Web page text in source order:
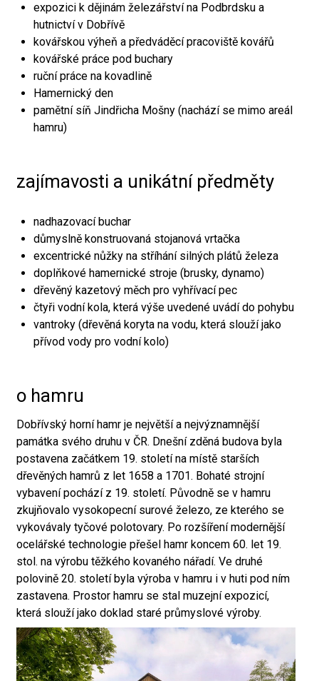
expozici k dějinám železářství na Podbrdsku a
hutnictví v Dobřívě
kovářskou výheň a předváděcí pracoviště kovářů
kovářské práce pod buchary
ruční práce na kovadlině
Hamernický den
pamětní síň Jindřicha Mošny (nachází se mimo areál
hamru)
zajímavosti a unikátní předměty
nadhazovací buchar
důmyslně konstruovaná stojanová vrtačka
excentrické nůžky na stříhání silných plátů železa
doplňkové hamernické stroje (brusky, dynamo)
dřevěný kazetový měch pro vyhřívací pec
čtyři vodní kola, která výše uvedené uvádí do pohybu
vantroky (dřevěná koryta na vodu, která slouží jako
přívod vody pro vodní kolo)
o hamru
Dobřívský horní hamr je největší a nejvýznamnější
památka svého druhu v ČR. Dnešní zděná budova byla
postavena začátkem 19. století na místě starších
dřevěných hamrů z let 1658 a 1701. Bohaté strojní
vybavení pochází z 19. století. Původně se v hamru
zkujňovalo vysokopecní surové železo, ze kterého se
vykovávaly tyčové polotovary. Po rozšíření modernější
ocelářské technologie přešel hamr koncem 60. let 19.
stol. na výrobu těžkého kovaného nářadí. Ve druhé
polovině 20. století byla výroba v hamru i v huti pod ním
zastavena. Prostor hamru se stal muzejní expozicí,
která slouží jako doklad staré průmyslové výroby.